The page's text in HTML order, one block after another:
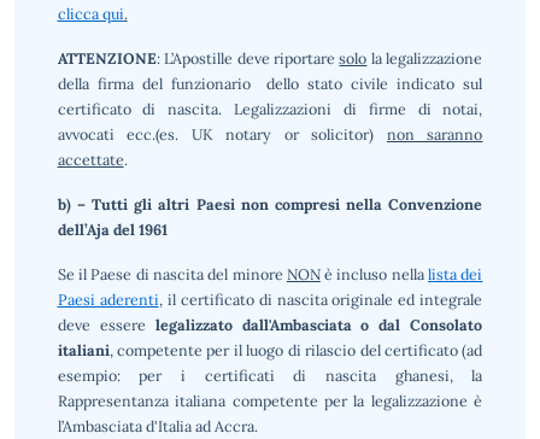
clicca qui.
ATTENZIONE: L’Apostille deve riportaresolo la legalizzazione
della firma del funzionario dello stato civile indicato sul
certificato di nascita. Legalizzazioni di firme di notai,
avvocati ecc.(es. UK notary or solicitor) non saranno
accettate.
b) – Tutti gli altri Paesi non compresi nella Convenzione
dell’Aja del 1961
Se il Paese di nascita del minore NONè incluso nellalista dei
Paesi aderenti, il certificato di nascita originale ed integrale
deve essere legalizzato dall'Ambasciata o dal Consolato
italiani, competente per il luogo di rilascio del certificato (ad
esempio: per i certificati di nascita ghanesi, la
Rappresentanza italiana competente per la legalizzazione è
l’Ambasciata d'Italia ad Accra.